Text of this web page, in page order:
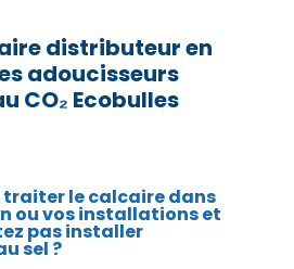
distributeur en
adoucisseurs
CO₂ Ecobulles
traiter le calcaire dans
ou vos installations et
pas installer
sel ?